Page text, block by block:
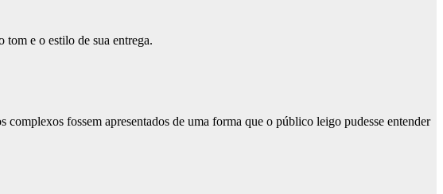
tom e o estilo de sua entrega.
fossem apresentados de uma forma que o público leigo pudesse entender